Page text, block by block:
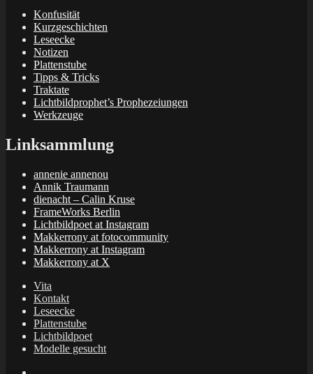
Konfusität
Kurzgeschichten
Leseecke
Notizen
Plattenstube
Tipps & Tricks
Traktate
Lichtbildprophet’s Prophezeiungen
Werkzeuge
Linksammlung
annenie annenou
Annik Traumann
dienacht – Calin Kruse
FrameWorks Berlin
Lichtbildpoet at Instagram
Makkerrony at fotocommunity
Makkerrony at Instagram
Makkerrony at X
Vita
Kontakt
Leseecke
Plattenstube
Lichtbildpoet
Modelle gesucht